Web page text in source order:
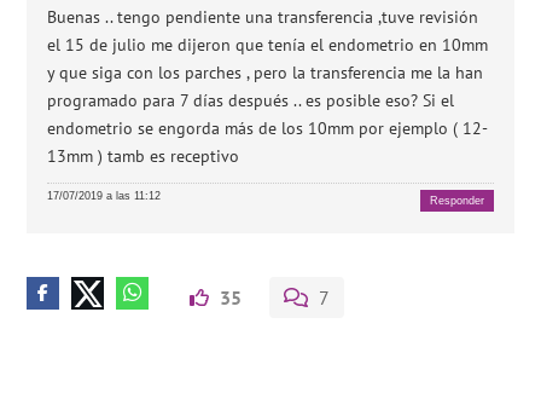
Buenas .. tengo pendiente una transferencia ,tuve revisión
el 15 de julio me dijeron que tenía el endometrio en 10mm
y que siga con los parches , pero la transferencia me la han
programado para 7 días después .. es posible eso? Si el
endometrio se engorda más de los 10mm por ejemplo ( 12-
13mm ) tamb es receptivo
17/07/2019 a las 11:12 Responder
35 7